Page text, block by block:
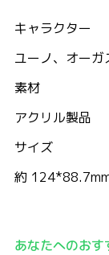
キャラクター
ユーノ、オーガ
素材
アクリル製品
サイズ
約
あなたへのおす